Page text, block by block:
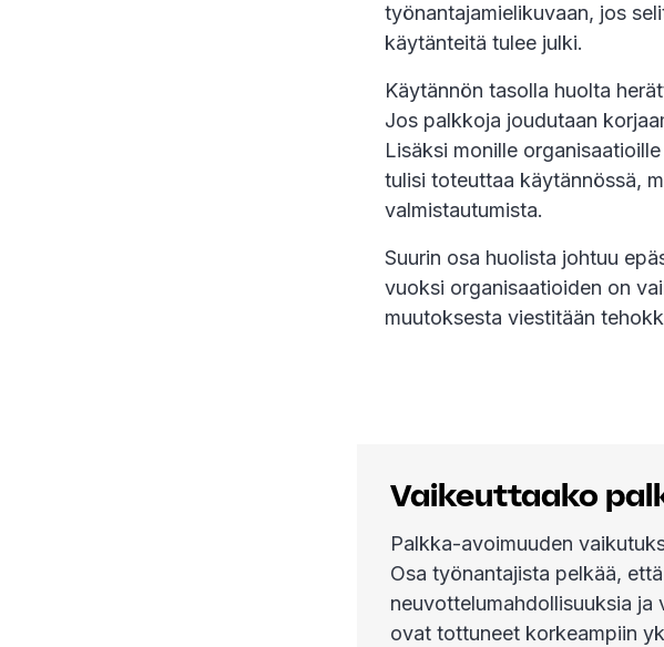
työnantajamielikuvaan, jos
käytänteitä tulee julki.
Käytännön tasolla huolta
Jos palkkoja joudutaan
Lisäksi monille
tulisi toteuttaa käytännössä,
valmistautumista.
Suurin osa huolista johtuu
vuoksi organisaatioiden on
muutoksesta viestitään
Vaikeuttaako
Palkka-avoimuuden
Osa työnantajista pelkää,
neuvottelumahdollisuuksia
ovat tottuneet korkeampiin